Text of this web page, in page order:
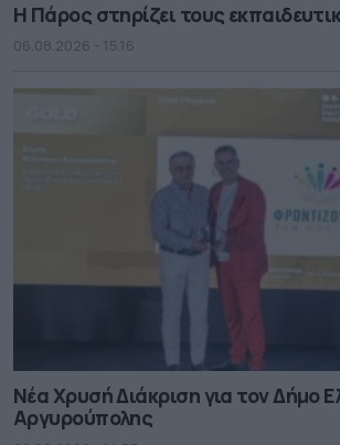
Η Πάρος στηρίζει τους
06.08.2026 - 15.16
Νέα Χρυσή Διάκριση για τον Δήμο
Αργυρούπολης